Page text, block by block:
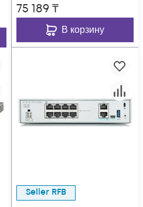
75 189 ₸
В корзину
Seller RFB